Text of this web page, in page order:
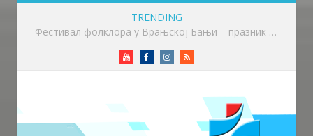
TRENDING
Приређен пријем за учеснике Фестивала фолклора у Врањској Бањи
YoutubeFacebookInstagram
RSS